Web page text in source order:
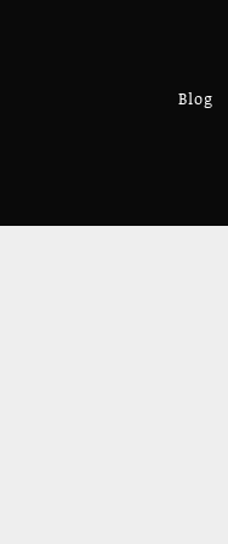
Blog